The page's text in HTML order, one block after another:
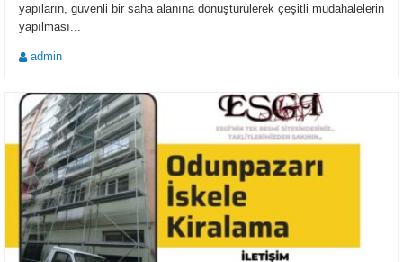
yapıların, güvenli bir saha alanına dönüştürülerek çeşitli müdahalelerin
yapılması...
admin